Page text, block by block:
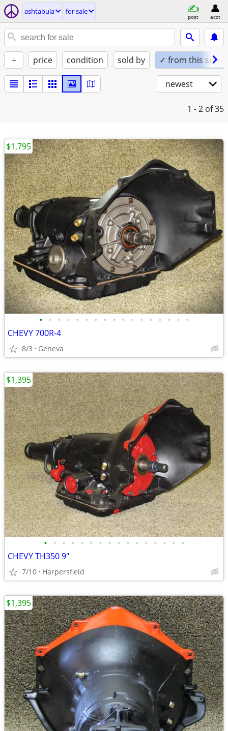
ashtabula for sale
post acct
+ price condition sold by ✓ from this seller
newest
1 - 2 of 35
• • • • • • • • • • • • • • • • •
CHEVY 700R-4
8/3 Geneva
$1,795
• • • • • • • • • • • • • • • •
CHEVY TH350 9"
7/10 Harpersfield
$1,395
$1,395